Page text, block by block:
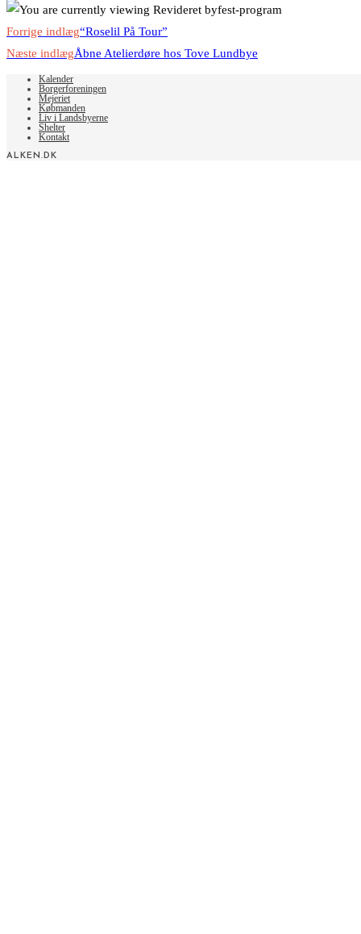
Read
more
articles
Forrige indlæg“Roselil På Tour”
Næste indlægÅbne Atelierdøre hos Tove Lundbye
Kalender
Borgerforeningen
Mejeriet
Købmanden
Liv i Landsbyerne
Shelter
Kontakt
ALKEN.DK